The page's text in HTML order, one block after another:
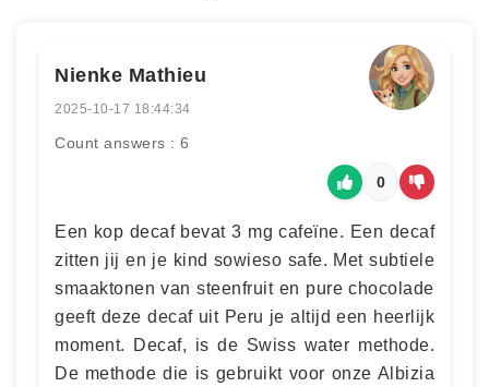
Nienke Mathieu
2025-10-17 18:44:34
Count answers : 6
0
Een kop decaf bevat 3 mg cafeïne. Een decaf
zitten jij en je kind sowieso safe. Met subtiele
smaaktonen van steenfruit en pure chocolade
geeft deze decaf uit Peru je altijd een heerlijk
moment. Decaf, is de Swiss water methode.
De methode die is gebruikt voor onze Albizia